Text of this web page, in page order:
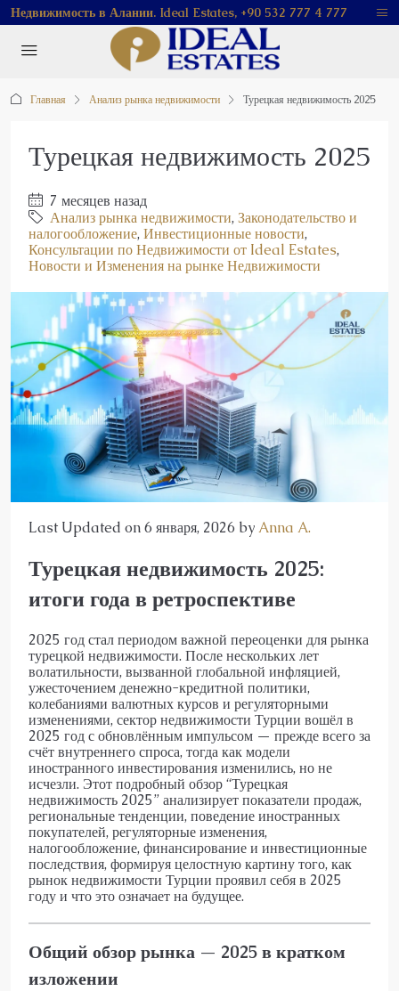
Недвижимость в Алании. Ideal Estates, +90 532 777 4 777
Главная Анализ рынка недвижимости Турецкая недвижимость 2025
Турецкая недвижимость 2025
7 месяцев назад
Анализ рынка недвижимости, Законодательство и
налогообложение, Инвестиционные новости,
Консультации по Недвижимости от Ideal Estates,
Новости и Изменения на рынке Недвижимости
Last Updated on 6 января, 2026 byAnna A.
Турецкая недвижимость 2025:
итоги года в ретроспективе
2025 год стал периодом важной переоценки для рынка
турецкой недвижимости. После нескольких лет
волатильности, вызванной глобальной инфляцией,
ужесточением денежно-кредитной политики,
колебаниями валютных курсов и регуляторными
изменениями, сектор недвижимости Турции вошёл в
2025 год с обновлённым импульсом — прежде всего за
счёт внутреннего спроса, тогда как модели
иностранного инвестирования изменились, но не
исчезли. Этот подробный обзор “Турецкая
недвижимость 2025” анализирует показатели продаж,
региональные тенденции, поведение иностранных
покупателей, регуляторные изменения,
налогообложение, финансирование и инвестиционные
последствия, формируя целостную картину того, как
рынок недвижимости Турции проявил себя в 2025
году и что это означает на будущее.
Общий обзор рынка — 2025 в кратком
изложении